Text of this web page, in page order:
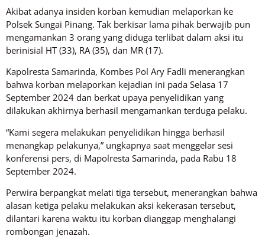
Akibat adanya insiden korban kemudian melaporkan ke
Polsek Sungai Pinang. Tak berkisar lama pihak berwajib pun
mengamankan 3 orang yang diduga terlibat dalam aksi itu
berinisial HT (33), RA (35), dan MR (17).
Kapolresta Samarinda, Kombes Pol Ary Fadli menerangkan
bahwa korban melaporkan kejadian ini pada Selasa 17
September 2024 dan berkat upaya penyelidikan yang
dilakukan akhirnya berhasil mengamankan terduga pelaku.
“Kami segera melakukan penyelidikan hingga berhasil
menangkap pelakunya,” ungkapnya saat menggelar sesi
konferensi pers, di Mapolresta Samarinda, pada Rabu 18
September 2024.
Perwira berpangkat melati tiga tersebut, menerangkan bahwa
alasan ketiga pelaku melakukan aksi kekerasan tersebut,
dilantari karena waktu itu korban dianggap menghalangi
rombongan jenazah.